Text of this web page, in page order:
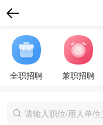
全职招聘 兼职招聘